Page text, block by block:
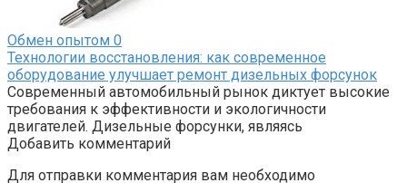
Обмен опытом 0
Технологии восстановления: как современное
оборудование улучшает ремонт дизельных форсунок
Современный автомобильный рынок диктует высокие
требования к эффективности и экологичности
двигателей. Дизельные форсунки, являясь
Добавить комментарий
Для отправки комментария вам необходимо